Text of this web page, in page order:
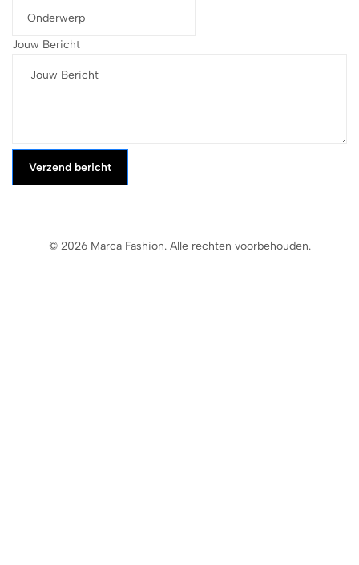
Jouw Bericht
Verzend bericht
© 2026 Marca Fashion. Alle rechten voorbehouden.